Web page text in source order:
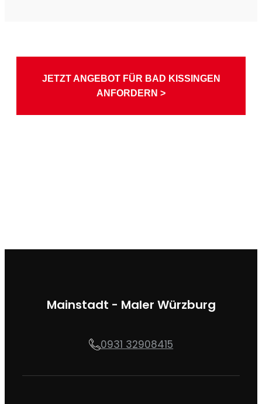
JETZT ANGEBOT FÜR BAD KISSINGEN
ANFORDERN >
Mainstadt - Maler Würzburg
0931 32908415